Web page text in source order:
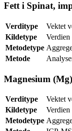
Fett i Spinat,
Verditype
Vektet
Kildetype
Verdien
Metodetype
Metode
Magnesium
Verditype
Vektet
Kildetype
Verdien
Metodetype